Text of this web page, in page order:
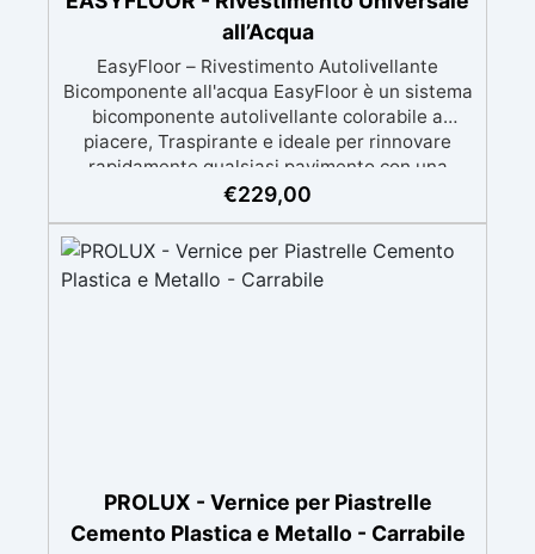
all’Acqua
EasyFloor – Rivestimento Autolivellante
Bicomponente all'acqua EasyFloor è un sistema
bicomponente autolivellante colorabile a
piacere, Traspirante e ideale per rinnovare
rapidamente qualsiasi pavimento con una
finitura resistente, uniforme e personalizzabile.
su superfici difficili anche verticali. Riempie
crepe e irregolarità del pavimento.
Rinnovandolo con una sola passata. 🔹 Senza
giorno successivo
€229,00
PROLUX - Vernice per Piastrelle
Cemento Plastica e Metallo - Carrabile